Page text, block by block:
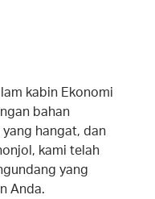
kabin Ekonomi
bahan
hangat, dan
kami telah
yang
Anda.